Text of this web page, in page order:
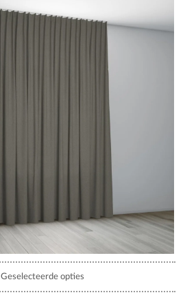
Geselecteerde opties